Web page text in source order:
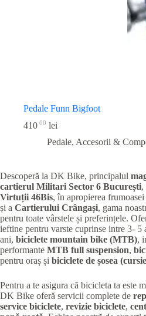
Pedale Funn Bigfoot
410 00 lei
Pedale, Accesorii &
Descoperă la DK Bike, principalul
cartierul Militari Sector 6 București,
Virtuții 46Bis, în apropierea frumoasei
și a Cartierului Crângași, gama
pentru toate vârstele și preferințele.
ieftine pentru varste cuprinse intre 3-
ani, biciclete mountain bike (MTB),
performante MTB full suspension,
pentru oraș și biciclete de șosea
Pentru a te asigura că bicicleta ta este
DK Bike oferă servicii complete de
service biciclete, revizie biciclete,